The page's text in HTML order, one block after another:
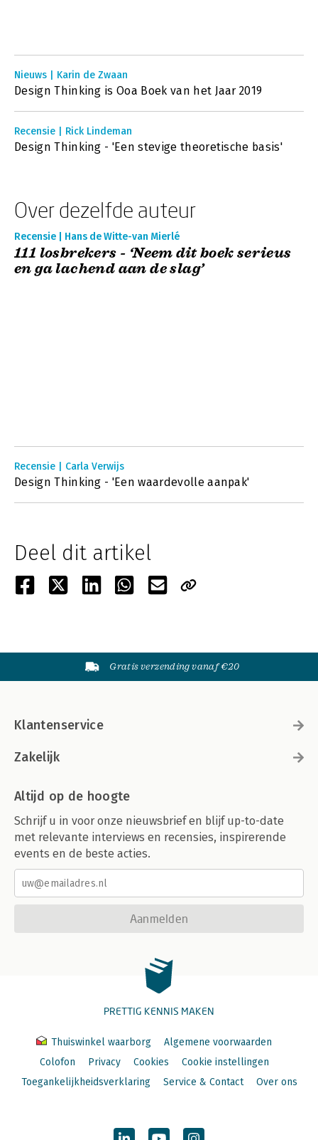
Nieuws | Karin de Zwaan
Design Thinking is Ooa Boek van het Jaar 2019
Recensie | Rick Lindeman
Design Thinking - 'Een stevige theoretische basis'
Over dezelfde auteur
Recensie | Hans de Witte-van Mierlé
111 losbrekers - ‘Neem dit boek serieus
en ga lachend aan de slag’
Recensie | Carla Verwijs
Design Thinking - 'Een waardevolle aanpak'
Deel dit artikel
Gratis verzending vanaf €20
Klantenservice
Zakelijk
Altijd op de hoogte
Schrijf u in voor onze nieuwsbrief en blijf up-to-date
met relevante interviews en recensies, inspirerende
events en de beste acties.
Aanmelden
PRETTIG KENNIS MAKEN
Thuiswinkel waarborg
Algemene voorwaarden
Colofon
Privacy Cookies
Cookie instellingen
Toegankelijkheidsverklaring
Service & Contact Over ons